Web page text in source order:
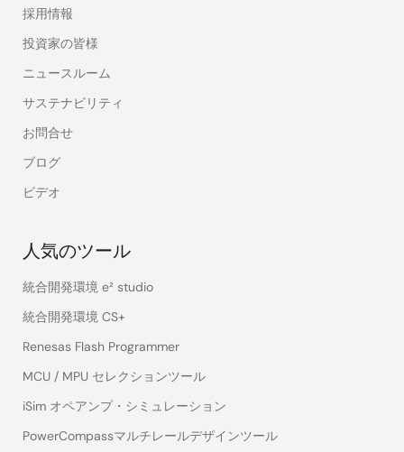
採用情報
投資家の皆様
ニュースルーム
サステナビリティ
お問合せ
ブログ
ビデオ
人気のツール
統合開発環境 e² studio
統合開発環境 CS+
Renesas Flash Programmer
MCU / MPU セレクションツール
iSim オペアンプ・シミュレーション
PowerCompassマルチレールデザインツール